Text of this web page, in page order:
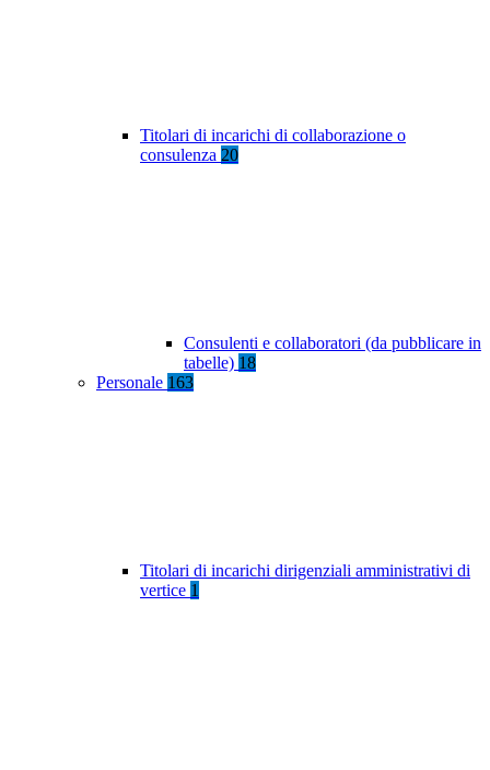
Titolari di incarichi di collaborazione o
consulenza 20
Consulenti e collaboratori (da pubblicare in
tabelle) 18
Personale 163
Titolari di incarichi dirigenziali amministrativi di
vertice 1